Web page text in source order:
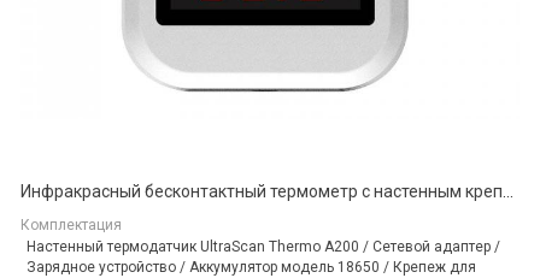
Инфракрасный бесконтактный термометр с настенным креплением Thermo A200
Комплектация
Настенный термодатчик UltraScan Thermo A200 / Сетевой адаптер /
Зарядное устройство / Аккумулятор модель 18650 / Крепеж для